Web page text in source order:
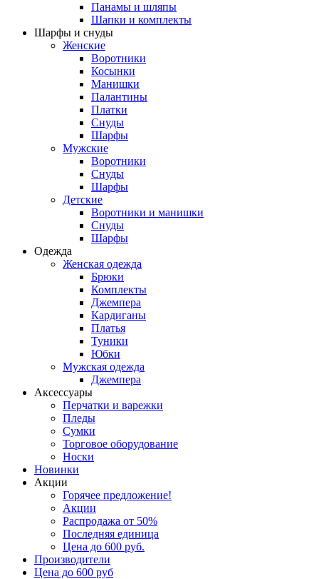
Панамы и шляпы
Шапки и комплекты
Шарфы и снуды
Женские
Воротники
Косынки
Манишки
Палантины
Платки
Снуды
Шарфы
Мужские
Воротники
Снуды
Шарфы
Детские
Воротники и манишки
Снуды
Шарфы
Одежда
Женская одежда
Брюки
Комплекты
Джемпера
Кардиганы
Платья
Туники
Юбки
Мужская одежда
Джемпера
Аксессуары
Перчатки и варежки
Пледы
Сумки
Торговое оборудование
Носки
Новинки
Акции
Горячее предложение!
Акции
Распродажа от 50%
Последняя единица
Цена до 600 руб.
Производители
Цена до 600 руб